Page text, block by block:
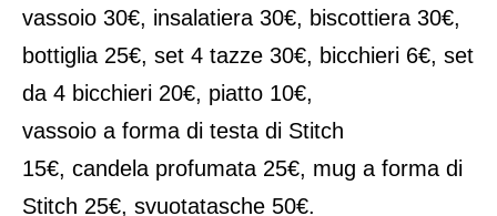
vassoio 30€, insalatiera 30€, biscottiera 30€,
bottiglia 25€, set 4 tazze 30€, bicchieri 6€, set
da 4 bicchieri 20€, piatto 10€,
vassoio a forma di testa di Stitch
15€, candela profumata 25€, mug a forma di
Stitch 25€, svuotatasche 50€.